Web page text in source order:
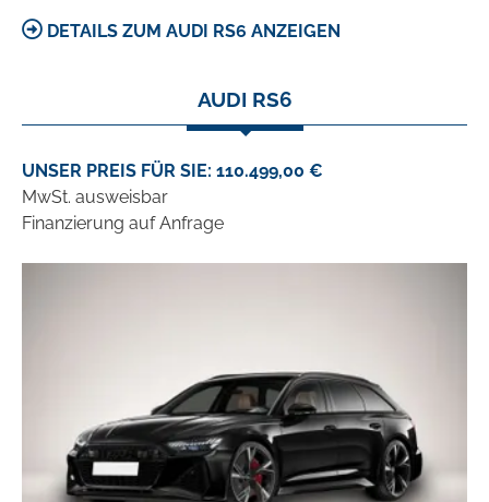
DETAILS ZUM AUDI RS6 ANZEIGEN
AUDI RS6
UNSER PREIS FÜR SIE: 110.499,00 €
MwSt. ausweisbar
Finanzierung auf Anfrage